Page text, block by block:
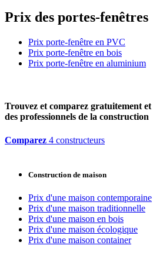
Prix des portes-fenêtres
Prix porte-fenêtre en PVC
Prix porte-fenêtre en bois
Prix porte-fenêtre en aluminium
Trouvez et comparez gratuitement et
des professionnels de la construction
Comparez 4 constructeurs
Construction de maison
Prix d'une maison contemporaine
Prix d'une maison traditionnelle
Prix d'une maison en bois
Prix d'une maison écologique
Prix d'une maison container